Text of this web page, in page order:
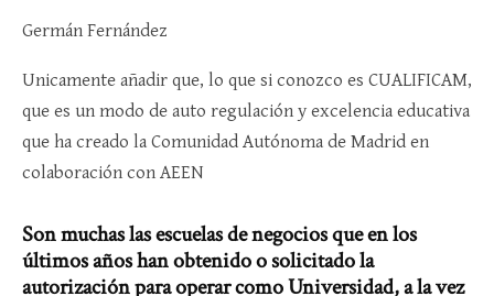
Germán Fernández
Unicamente añadir que, lo que si conozco es CUALIFICAM,
que es un modo de auto regulación y excelencia educativa
que ha creado la Comunidad Autónoma de Madrid en
colaboración con AEEN
Son muchas las escuelas de negocios que en los
últimos años han obtenido o solicitado la
autorización para operar como Universidad, a la vez